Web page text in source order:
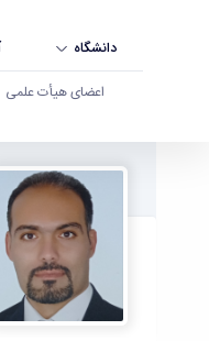
دانشگاه
اعضای هیأت علمی